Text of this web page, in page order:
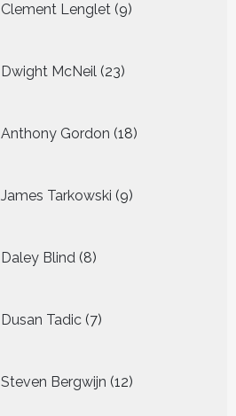
Clement Lenglet 9
producten
Dwight McNeil 23
producten
Anthony Gordon 18
producten
James Tarkowski 9
producten
Daley Blind 8
producten
Dusan Tadic 7
producten
Steven Bergwijn 12
producten